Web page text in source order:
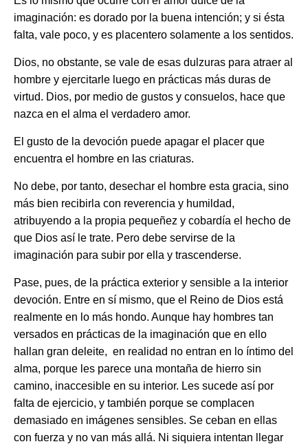
imaginación: es dorado por la buena intención; y si ésta
falta, vale poco, y es placentero solamente a los sentidos.
Dios, no obstante, se vale de esas dulzuras para atraer al
hombre y ejercitarle luego en prácticas más duras de
virtud. Dios, por medio de gustos y consuelos, hace que
nazca en el alma el verdadero amor.
El gusto de la devoción puede apagar el placer que
encuentra el hombre en las criaturas.
No debe, por tanto, desechar el hombre esta gracia, sino
más bien recibirla con reverencia y humildad,
atribuyendo a la propia pequeñez y cobardía el hecho de
que Dios así le trate. Pero debe servirse de la
imaginación para subir por ella y trascenderse.
Pase, pues, de la práctica exterior y sensible a la interior
devoción. Entre en sí mismo, que el Reino de Dios está
realmente en lo más hondo. Aunque hay hombres tan
versados en prácticas de la imaginación que en ello
hallan gran deleite, en realidad no entran en lo íntimo del
alma, porque les parece una montaña de hierro sin
camino, inaccesible en su interior. Les sucede así por
falta de ejercicio, y también porque se complacen
demasiado en imágenes sensibles. Se ceban en ellas
con fuerza y no van más allá. Ni siquiera intentan llegar